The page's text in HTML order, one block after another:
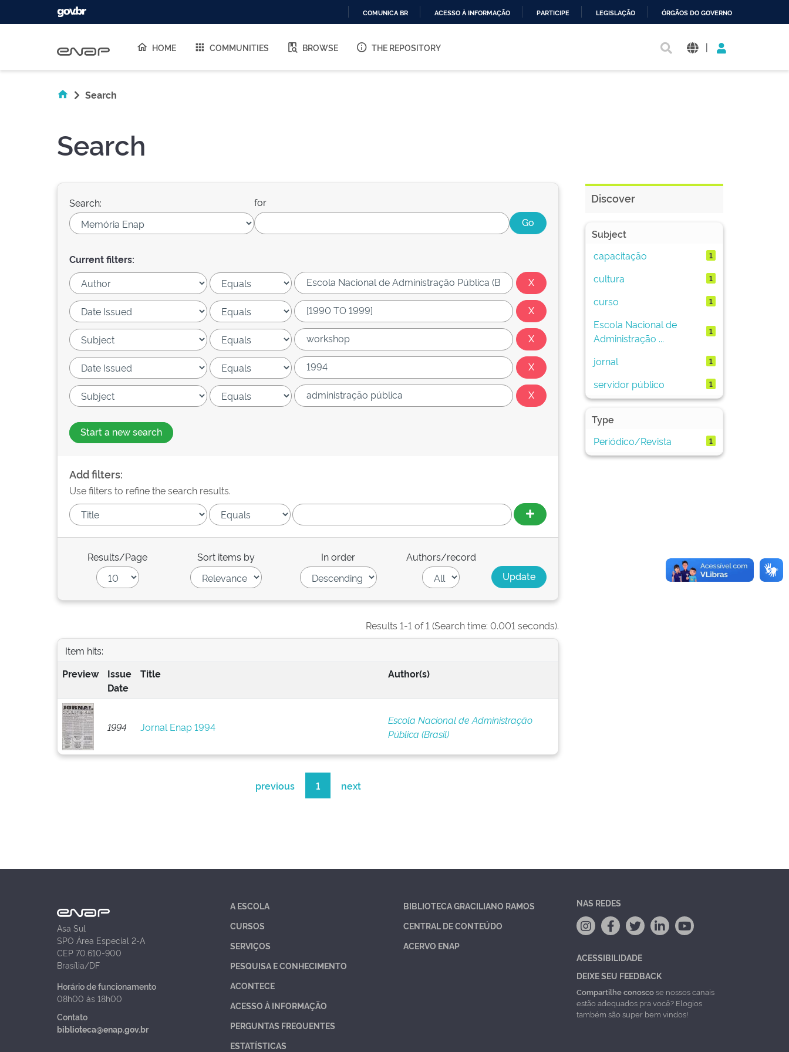
O
COMUNICA BR ACESSO À INFORMAÇÃO PARTICIPE LEGISLAÇÃO ÓRGÃOS DO GOVERNO
HOME COMMUNITIES BROWSE THE REPOSITORY |
Search
Search
Search: for
Current filters:
Start a new search
Add filters:
Use filters to refine the search results.
Results/Page Sort items by In order Authors/record
Results 1-1 of 1 (Search time: 0.001 seconds).
Item hits:
Preview
Issue
Date
Title Author(s)
1994 Jornal Enap 1994
Escola Nacional de Administração
Pública (Brasil)
previous 1 next
Discover
Subject
capacitação
1
cultura 1
curso 1
Escola Nacional de
Administração ...
1
jornal 1
servidor público 1
Type
Periódico/Revista
1
Asa Sul
SPO Área Especial 2-A
CEP 70.610-900
Brasília/DF
Horário de funcionamento
08h00 às 18h00
Contato
biblioteca@enap.gov.br
A ESCOLA
CURSOS
SERVIÇOS
PESQUISA E CONHECIMENTO
ACONTECE
ACESSO À INFORMAÇÃO
PERGUNTAS FREQUENTES
ESTATÍSTICAS
BIBLIOTECA GRACILIANO RAMOS
CENTRAL DE CONTEÚDO
ACERVO ENAP
NAS REDES
ACESSIBILIDADE
DEIXE SEU FEEDBACK
Compartilhe conoscose nossos canais
estão adequados pra você? Elogios
também são super bem vindos!